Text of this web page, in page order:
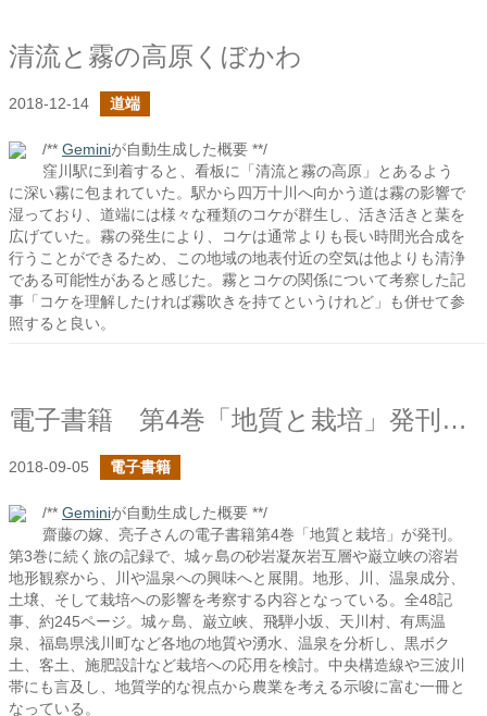
清流と霧の高原くぼかわ
2018-12-14 道端
/** Geminiが自動生成した概要 **/
窪川駅に到着すると、看板に「清流と霧の高原」とあるよう
に深い霧に包まれていた。駅から四万十川へ向かう道は霧の影響で
湿っており、道端には様々な種類のコケが群生し、活き活きと葉を
広げていた。霧の発生により、コケは通常よりも長い時間光合成を
行うことができるため、この地域の地表付近の空気は他よりも清浄
である可能性があると感じた。霧とコケの関係について考察した記
事「コケを理解したければ霧吹きを持てというけれど」も併せて参
照すると良い。
電子書籍 第4巻「地質と栽培」発刊しました！
2018-09-05 電子書籍
/** Geminiが自動生成した概要 **/
齋藤の嫁、亮子さんの電子書籍第4巻「地質と栽培」が発刊。
第3巻に続く旅の記録で、城ヶ島の砂岩凝灰岩互層や巌立峡の溶岩
地形観察から、川や温泉への興味へと展開。地形、川、温泉成分、
土壌、そして栽培への影響を考察する内容となっている。全48記
事、約245ページ。城ヶ島、巌立峡、飛騨小坂、天川村、有馬温
泉、福島県浅川町など各地の地質や湧水、温泉を分析し、黒ボク
土、客土、施肥設計など栽培への応用を検討。中央構造線や三波川
帯にも言及し、地質学的な視点から農業を考える示唆に富む一冊と
なっている。